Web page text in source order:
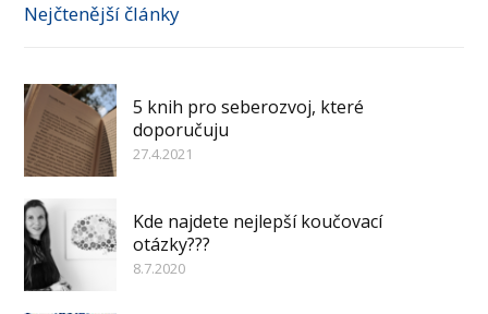
Nejčtenější články
5 knih pro seberozvoj, které
doporučuju
27.4.2021
Kde najdete nejlepší koučovací
otázky???
8.7.2020